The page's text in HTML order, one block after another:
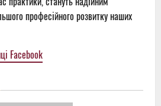
професійного розвитку наших
Facebook